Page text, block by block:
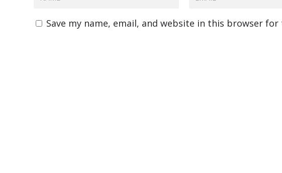
Save my name, email, and website in this browser